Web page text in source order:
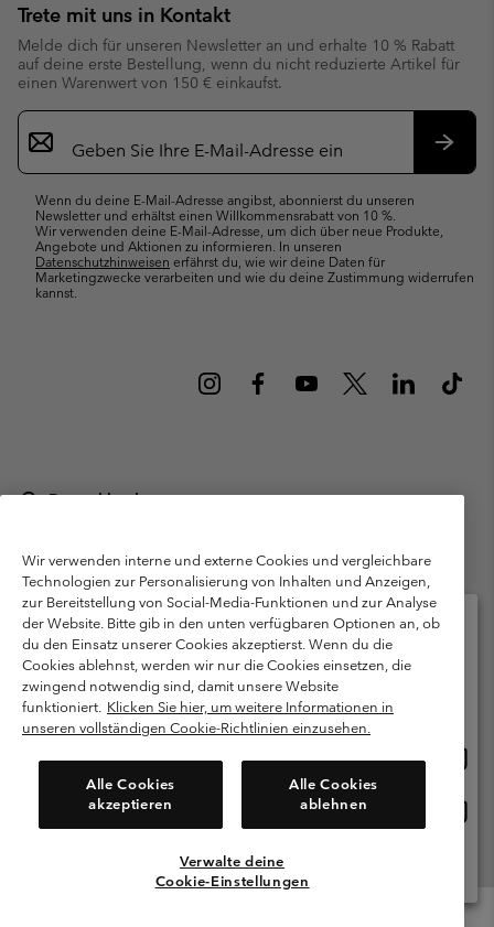
Trete mit uns in Kontakt
Melde dich für unseren Newsletter an und erhalte 10 % Rabatt
auf deine erste Bestellung, wenn du nicht reduzierte Artikel für
einen Warenwert von 150 € einkaufst.
Newsletter-
Anmeldung
Wenn du deine E-Mail-Adresse angibst, abonnierst du unseren
Newsletter und erhältst einen Willkommensrabatt von 10 %.
Wir verwenden deine E-Mail-Adresse, um dich über neue Produkte,
Angebote und Aktionen zu informieren. In unseren
Datenschutzhinweisen erfährst du, wie wir deine Daten für
Marketingzwecke verarbeiten und wie du deine Zustimmung widerrufen
kannst.
Deutschland
München Deutschland. Alle Rechte vorbehalten.
Nutzungsbedingungen
Allgemeine Verkaufsbedingungen
Garantie
Datenschutzerklärung
Bestimmungen und Bedingungen des Mitglieder Programms
Nutzungsbedingungen Für Nutzergenerierte Inhalte
Cookies
Public CBCR
Kundenservice: Mo- Fr. 9:00 - 13:00 & 14:00- 18:00 Uhr
(+)498912081004
Wir verwenden interne und externe Cookies und vergleichbare
Technologien zur Personalisierung von Inhalten und Anzeigen,
zur Bereitstellung von Social-Media-Funktionen und zur Analyse
der Website. Bitte gib in den unten verfügbaren Optionen an, ob
du den Einsatz unserer Cookies akzeptierst. Wenn du die
Cookies ablehnst, werden wir nur die Cookies einsetzen, die
zwingend notwendig sind, damit unsere Website
funktioniert. Klicken Sie hier, um weitere Informationen in
unseren vollständigen Cookie-Richtlinien einzusehen.
Alle Cookies
akzeptieren
Alle Cookies
ablehnen
Verwalte deine
Cookie-Einstellungen
Bitte wählen Sie Ihr Lieferland und Ihre Sprache
Online-Einkauf verfügbar
Deutschland
Alle Länder Anzeigen